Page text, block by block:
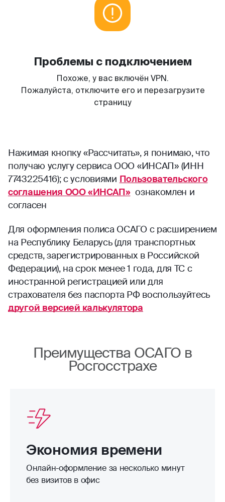
Нажимая кнопку «Рассчитать», я понимаю, что
получаю услугу сервиса ООО «ИНСАП» (ИНН
7743225416); с условиями Пользовательского
соглашения ООО «ИНСАП» ознакомлен и
согласен
Для оформления полиса ОСАГО с расширением
на Республику Беларусь (для транспортных
средств, зарегистрированных в Российской
Федерации), на срок менее 1 года, для ТС с
иностранной регистрацией или для
страхователя без паспорта РФ воспользуйтесь
другой версией калькулятора
Преимущества ОСАГО в
Росгосстрахе
Экономия времени
Онлайн-оформление за несколько минут
без визитов в офис